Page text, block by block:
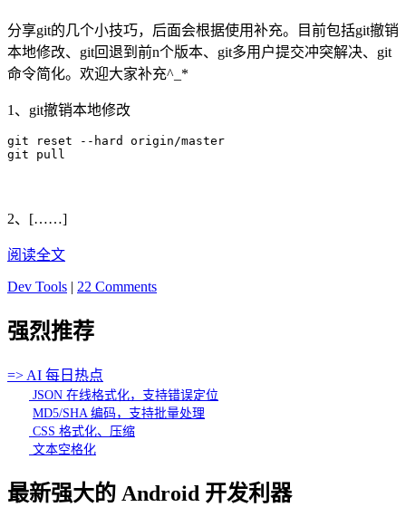
分享git的几个小技巧，后面会根据使用补充。目前包括git撤销
本地修改、git回退到前n个版本、git多用户提交冲突解决、git
命令简化。欢迎大家补充^_*
1、git撤销本地修改
git reset --hard origin/master
git pull
2、[……]
阅读全文
Dev Tools | 22 Comments
强烈推荐
=> AI 每日热点
JSON 在线格式化，支持错误定位
MD5/SHA 编码，支持批量处理
CSS 格式化、压缩
文本空格化
最新强大的 Android 开发利器